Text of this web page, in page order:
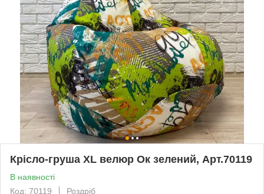
Крісло-груша XL велюр Ок зелений, Арт.70119
В наявності
Код: 70119
Роздріб